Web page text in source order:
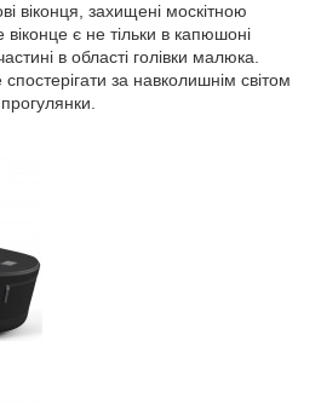
віконця, захищені москітною
є не тільки в капюшоні
в області голівки малюка.
за навколишнім світом